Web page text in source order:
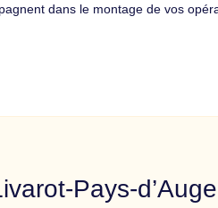
dans le montage de vos
Pays-